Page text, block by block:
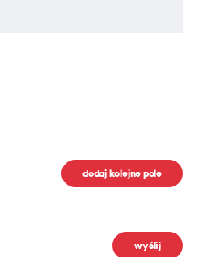
dodaj kolejne pole
wyślij